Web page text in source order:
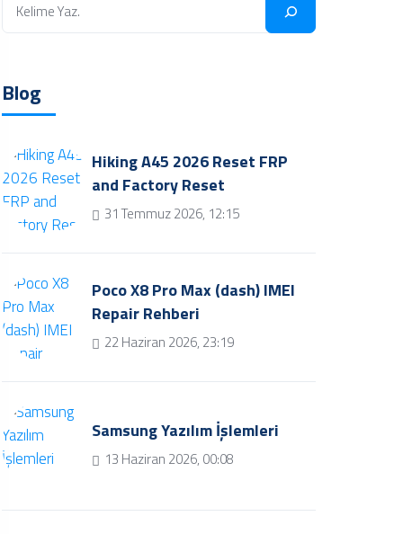
Blog
Hiking A45 2026 Reset FRP
and Factory Reset
31 Temmuz 2026, 12:15
Poco X8 Pro Max (dash) IMEI
Repair Rehberi
22 Haziran 2026, 23:19
Samsung Yazılım İşlemleri
13 Haziran 2026, 00:08